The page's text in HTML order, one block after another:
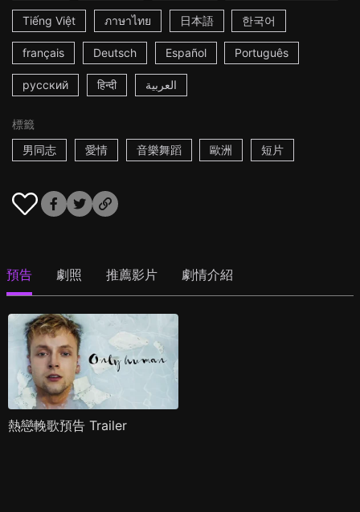
Tiếng Việt ภาษาไทย 日本語 한국어
français Deutsch Español Português
русский हिन्दी العربية
標籤
男同志
愛情 音樂舞蹈 歐洲 短片
預告 劇照 推薦影片 劇情介紹
熱戀輓歌預告 Trailer